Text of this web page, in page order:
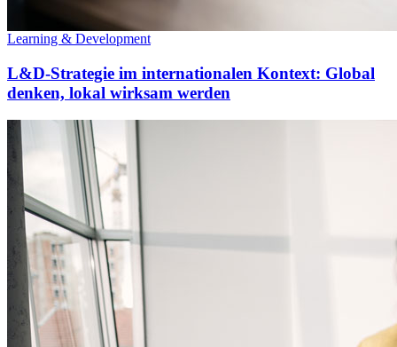
Learning & Development
L&D-Strategie im internationalen Kontext: Global
denken, lokal wirksam werden